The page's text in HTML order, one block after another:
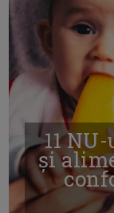
11
și